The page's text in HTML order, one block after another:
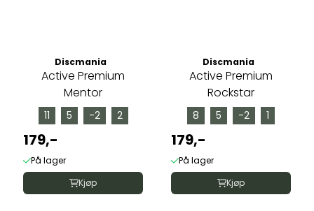
Discmania
Active Premium
Mentor
11 5 -2 2
179,-
På lager
Kjøp
Discmania
Active Premium
Rockstar
8 5 -2 1
179,-
På lager
Kjøp